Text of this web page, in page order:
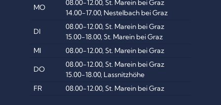
MO
08.00-12.00, St. Marein bei Graz
14.00-17.00, Nestelbach bei Graz
DI
08.00-12.00, St. Marein bei Graz
15.00-18.00, St. Marein bei Graz
MI
08.00-12.00, St. Marein bei Graz
DO
08.00-12.00, St. Marein bei Graz
15.00-18.00, Lassnitzhöhe
FR
08.00-12.00, St. Marein bei Graz